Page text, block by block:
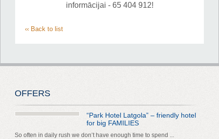
informācijai - 65 404 912!
‹‹ Back to list
OFFERS
“Park Hotel Latgola” – friendly hotel
for big FAMILIES
So often in daily rush we don’t have enough time to spend ...